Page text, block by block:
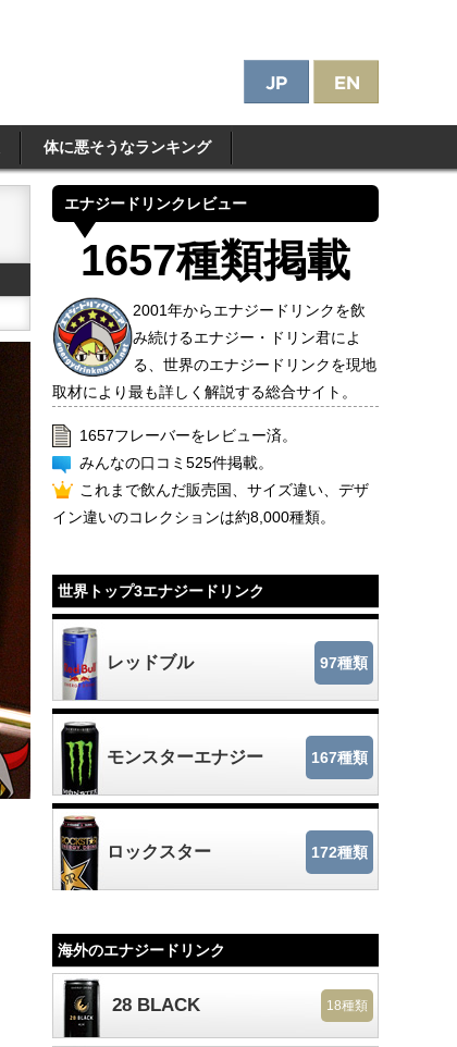
体に悪そうなランキング
エナジードリンクレビュー
1657種類掲載
2001年からエナジードリンクを飲
み続けるエナジー・ドリン君によ
る、世界のエナジードリンクを現地
取材により最も詳しく解説する総合サイト。
1657フレーバーをレビュー済。
みんなの口コミ525件掲載。
これまで飲んだ販売国、サイズ違い、デザ
イン違いのコレクションは約8,000種類。
世界トップ3エナジードリンク
レッドブル 97種類
モンスターエナジー 167種類
ロックスター 172種類
海外のエナジードリンク
28 BLACK 18種類